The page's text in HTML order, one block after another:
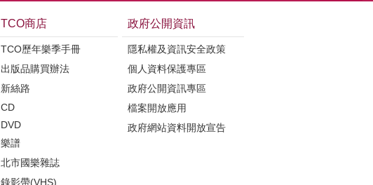
TCO商店
TCO歷年樂季手冊
出版品購買辦法
新絲路
CD
DVD
樂譜
北市國樂雜誌
錄影帶(VHS)
政府公開資訊
隱私權及資訊安全政策
個人資料保護專區
政府公開資訊專區
檔案開放應用
政府網站資料開放宣告